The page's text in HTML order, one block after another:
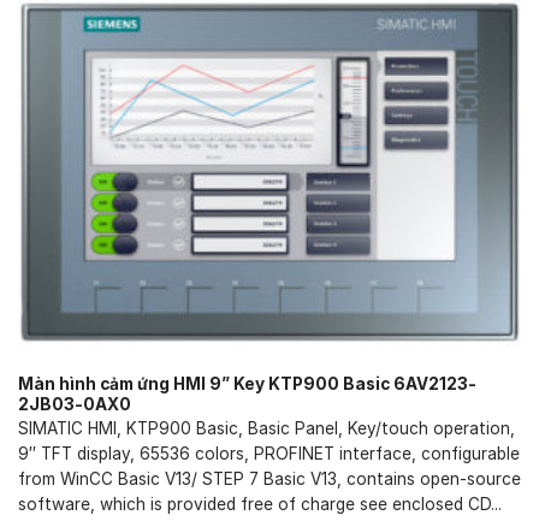
Màn hình cảm ứng HMI 9” Key KTP900 Basic 6AV2123-
2JB03-0AX0
SIMATIC HMI, KTP900 Basic, Basic Panel, Key/touch operation,
9″ TFT display, 65536 colors, PROFINET interface, configurable
from WinCC Basic V13/ STEP 7 Basic V13, contains open-source
software, which is provided free of charge see enclosed CD...